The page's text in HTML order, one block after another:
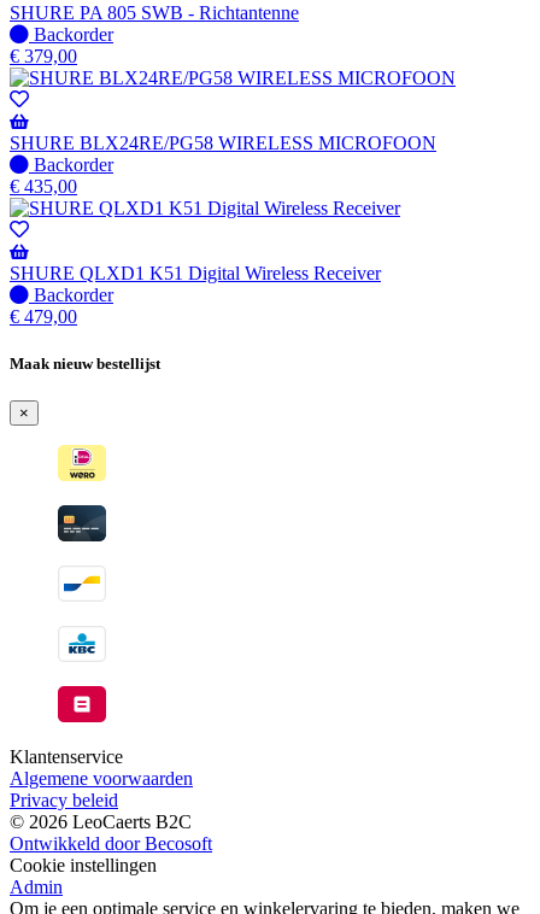
SHURE PA 805 SWB - Richtantenne
Niet
op
voorraad
-
Wordt
verzonden
wanneer
beschikbaar
Backorder
€ 379,00
SHURE BLX24RE/PG58 WIRELESS MICROFOON
Niet
op
voorraad
-
Wordt
verzonden
wanneer
beschikbaar
Backorder
€ 435,00
SHURE QLXD1 K51 Digital Wireless Receiver
Niet
op
-
verzonden
wanneer
beschikbaar
Backorder
€ 479,00
Maak nieuw bestellijst
×
Klantenservice
Algemene voorwaarden
Privacy beleid
© 2026 LeoCaerts B2C
Ontwikkeld door Becosoft
Cookie instellingen
Admin
Om je een optimale service en winkelervaring te bieden, maken we